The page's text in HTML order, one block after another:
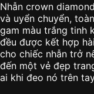
Nhẫn crown
và uyển chuyển,
gam màu trắng tinh
đều được kết hợp
cho chiếc nhẫn trở
đến một vẻ đẹp
ai khi đeo nó trên